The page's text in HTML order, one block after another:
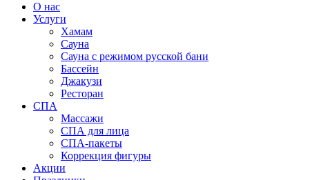
О нас
Услуги
Хамам
Сауна
Сауна с режимом русской бани
Бассейн
Джакузи
Ресторан
СПА
Массажи
СПА для лица
СПА-пакеты
Коррекция фигуры
Акции